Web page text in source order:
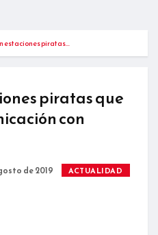
estaciones piratas…
piratas que
con
de 2019 ACTUALIDAD